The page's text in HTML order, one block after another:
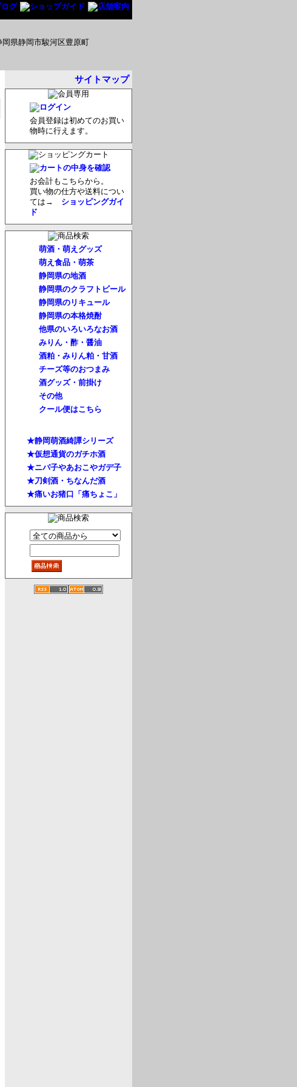
サイトマップ
会員登録は初めてのお買い
物時に行えます。
お会計もこちらから。
買い物の仕方や送料につい
ては→ ショッピングガイ
ド
萌酒・萌えグッズ
萌え食品・萌茶
静岡県の地酒
静岡県のクラフトビール
静岡県のリキュール
静岡県の本格焼酎
他県のいろいろなお酒
みりん・酢・醤油
酒粕・みりん粕・甘酒
チーズ等のおつまみ
酒グッズ・前掛け
その他
クール便はこちら
★静岡萌酒綺譚シリーズ
★仮想通貨のガチホ酒
★ニパ子やあおこやガデ子
★刀剣酒・ちなんだ酒
★痛いお猪口「痛ちょこ」